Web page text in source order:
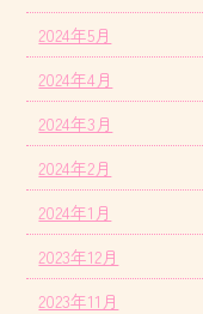
2024年5月
2024年4月
2024年3月
2024年2月
2024年1月
2023年12月
2023年11月